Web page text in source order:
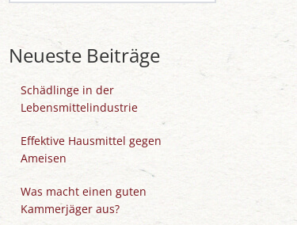
Neueste Beiträge
Schädlinge in der
Lebensmittelindustrie
Effektive Hausmittel gegen
Ameisen
Was macht einen guten
Kammerjäger aus?